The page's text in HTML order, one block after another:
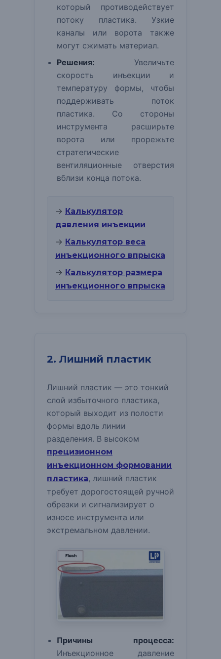
который противодействует
потоку пластика. Узкие
каналы или ворота также
могут сжимать материал.
Решения: Увеличьте
скорость инъекции и
температуру формы, чтобы
поддерживать поток
пластика. Со стороны
инструмента расширьте
ворота или прорежьте
стратегические
вентиляционные отверстия
вблизи конца потока.
→ Калькулятор
давления инъекции
→ Калькулятор веса
инъекционного впрыска
→ Калькулятор размера
инъекционного впрыска
2. Лишний пластик
Лишний пластик — это тонкий
слой избыточного пластика,
который выходит из полости
формы вдоль линии
разделения. В высоком
прецизионном
инъекционном формовании
пластика, лишний пластик
требует дорогостоящей ручной
обрезки и сигнализирует о
износе инструмента или
экстремальном давлении.
Причины процесса:
Инъекционное давление